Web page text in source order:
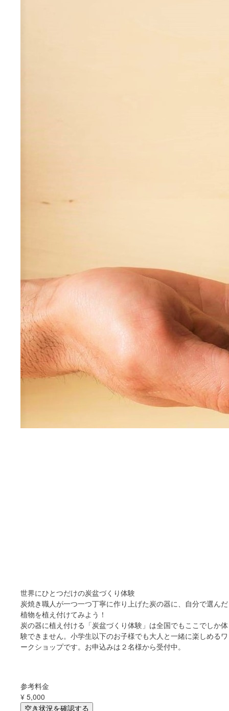
世界にひとつだけの炭盆づくり体験
炭焼き職人が一つ一つ丁寧に作り上げた炭の器に、自分で選んだ
植物を植え付けてみよう！
炭の器に植え付ける「炭盆づくり体験」は全国でもここでしか体
験できません。小学生以下のお子様でも大人と一緒に楽しめるワ
ークショップです。お申込みは２名様から受付中。
参考料金
¥ 5,000
空き状況を確認する